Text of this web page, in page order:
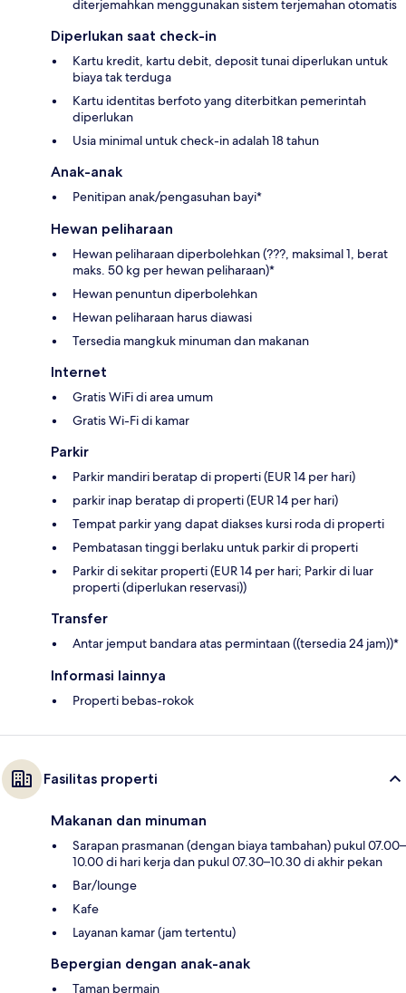
diterjemahkan menggunakan sistem terjemahan otomatis
Diperlukan saat check-in
Kartu kredit, kartu debit, deposit tunai diperlukan untuk
biaya tak terduga
Kartu identitas berfoto yang diterbitkan pemerintah
diperlukan
Usia minimal untuk check-in adalah 18 tahun
Anak-anak
Penitipan anak/pengasuhan bayi*
Hewan peliharaan
Hewan peliharaan diperbolehkan (???, maksimal 1, berat
maks. 50 kg per hewan peliharaan)*
Hewan penuntun diperbolehkan
Hewan peliharaan harus diawasi
Tersedia mangkuk minuman dan makanan
Internet
Gratis WiFi di area umum
Gratis Wi-Fi di kamar
Parkir
Parkir mandiri beratap di properti (EUR 14 per hari)
parkir inap beratap di properti (EUR 14 per hari)
Tempat parkir yang dapat diakses kursi roda di properti
Pembatasan tinggi berlaku untuk parkir di properti
Parkir di sekitar properti (EUR 14 per hari; Parkir di luar
properti (diperlukan reservasi))
Transfer
Antar jemput bandara atas permintaan ((tersedia 24 jam))*
Informasi lainnya
Properti bebas-rokok
Fasilitas properti
Makanan dan minuman
Sarapan prasmanan (dengan biaya tambahan) pukul 07.00–
10.00 di hari kerja dan pukul 07.30–10.30 di akhir pekan
Bar/lounge
Kafe
Layanan kamar (jam tertentu)
Bepergian dengan anak-anak
Taman bermain